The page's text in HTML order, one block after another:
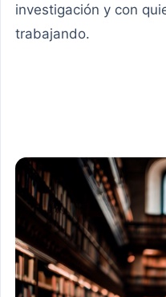
investigación y con
trabajando.